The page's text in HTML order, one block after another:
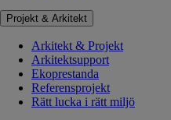
Projekt & Arkitekt
Arkitekt & Projekt
Arkitektsupport
Ekoprestanda
Referensprojekt
Rätt lucka i rätt miljö